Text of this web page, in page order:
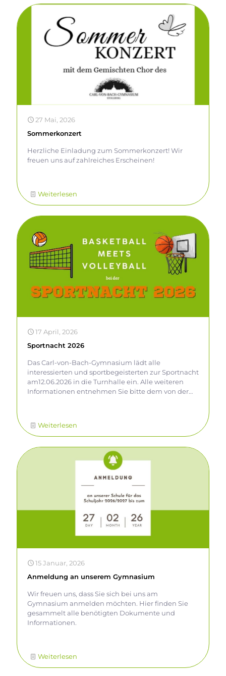
Wer den Chor unterstützen möchte, kann dies ganz
unkompliziert tun – jeder Euro hilft uns! Alle Infos
dazu findet ihr auf dem Flyer. Es danken schon mal
vorab recht herzlich Kathrin Lorenz, Sissi Walther &
Michelle Meinung
27 Mai, 2026
Sommerkonzert
Herzliche Einladung zum Sommerkonzert! Wir
freuen uns auf zahlreiches Erscheinen!
Weiterlesen
17 April, 2026
Sportnacht 2026
Das Carl-von-Bach-Gymnasium lädt alle
interessierten und sportbegeisterten zur Sportnacht
am12.06.2026 in die Turnhalle ein. Alle weiteren
Informationen entnehmen Sie bitte dem von der
Weiterlesen
15 Januar, 2026
Anmeldung an unserem Gymnasium
Wir freuen uns, dass Sie sich bei uns am
Gymnasium anmelden möchten. Hier finden Sie
gesammelt alle benötigten Dokumente und
Informationen.
Weiterlesen